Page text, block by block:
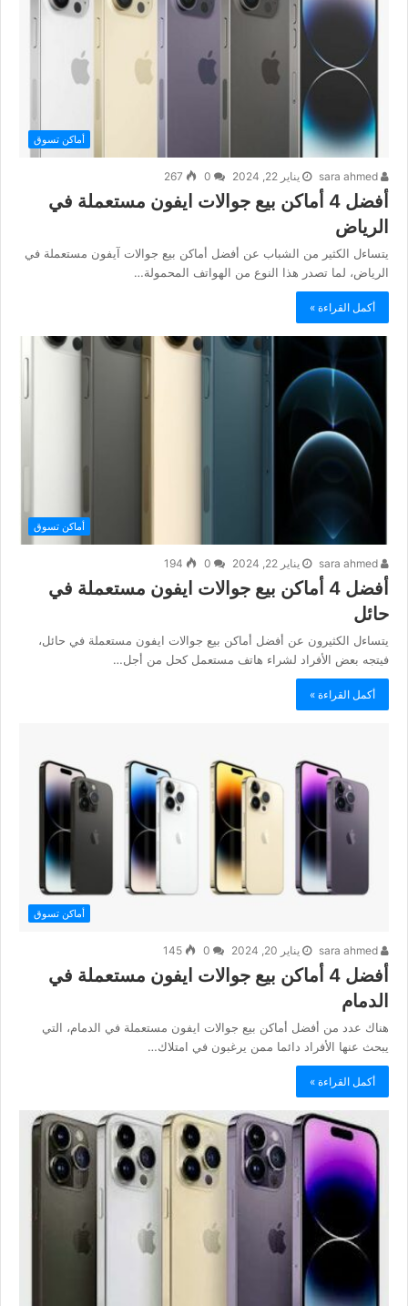
أماكن تسوق
يناير 22, 2024 267
أفضل 4 أماكن بيع جوالات ايفون مستعملة في
الرياض
يتساءل الكثير من الشباب عن أفضل أماكن بيع جوالات آيفون مستعملة في
الرياض، لما تصدر هذا النوع من الهواتف المحمولة…
أكمل القراءة »
أماكن تسوق
يناير 22, 2024 194
أفضل 4 أماكن بيع جوالات ايفون مستعملة في
حائل
يتساءل الكثيرون عن أفضل أماكن بيع جوالات ايفون مستعملة في حائل،
فيتجه بعض الأفراد لشراء هاتف مستعمل كحل من أجل…
أكمل القراءة »
أماكن تسوق
يناير 20, 2024 145
أفضل 4 أماكن بيع جوالات ايفون مستعملة في
الدمام
هناك عدد من أفضل أماكن بيع جوالات ايفون مستعملة في الدمام، التي
يبحث عنها الأفراد دائما ممن يرغبون في امتلاك…
أكمل القراءة »